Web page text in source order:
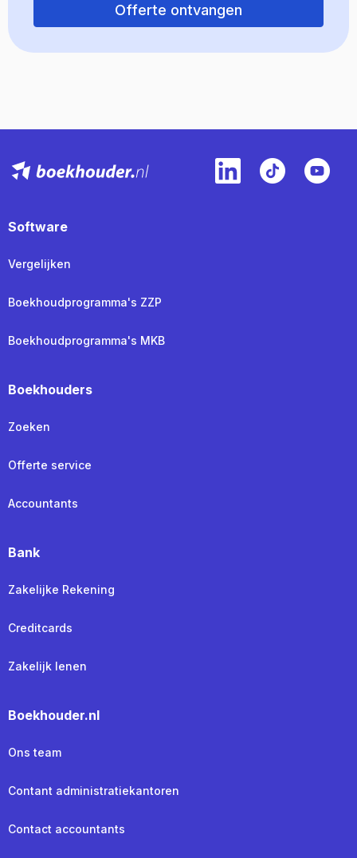
Offerte ontvangen
Software
Vergelijken
Boekhoudprogramma's ZZP
Boekhoudprogramma's MKB
Boekhouders
Zoeken
Offerte service
Accountants
Bank
Zakelijke Rekening
Creditcards
Zakelijk lenen
Boekhouder.nl
Ons team
Contant administratiekantoren
Contact accountants